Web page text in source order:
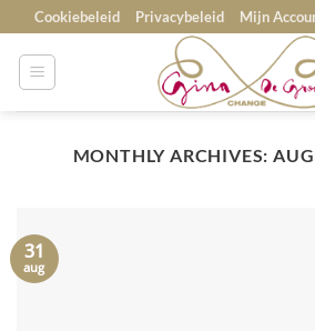
to
content
Cookiebeleid Privacybeleid Mijn
MONTHLY ARCHIVES:
31
aug